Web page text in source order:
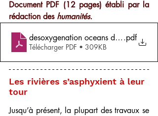
Document PDF (12 pages) établi par la
rédaction des humanités.
desoxygenation oceans depuis-2016
.pdf
Télécharger PDF • 309KB
Les rivières s’asphyxient à leur
tour
Jusqu’à présent, la plupart des travaux se